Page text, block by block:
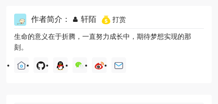
作者简介： 轩陌 打赏
生命的意义在于折腾，一直努力成长中，期待梦想实现的那
刻。